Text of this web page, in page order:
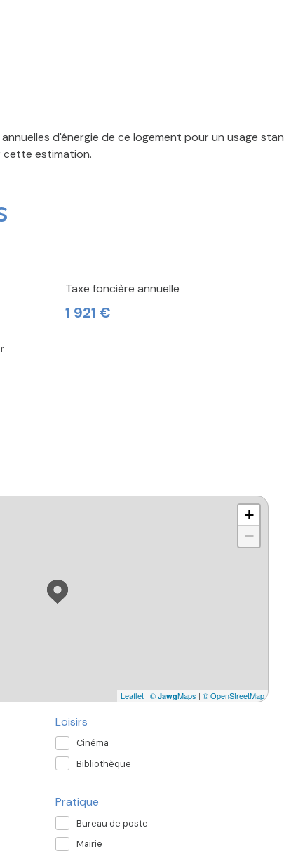
d'énergie de ce logement pour un usage
cette estimation.
Taxe foncière annuelle
1 921 €
+
−
Leaflet | © JawgMaps | © OpenStreetMap
Loisirs
Cinéma
Bibliothèque
Pratique
Bureau de poste
Mairie